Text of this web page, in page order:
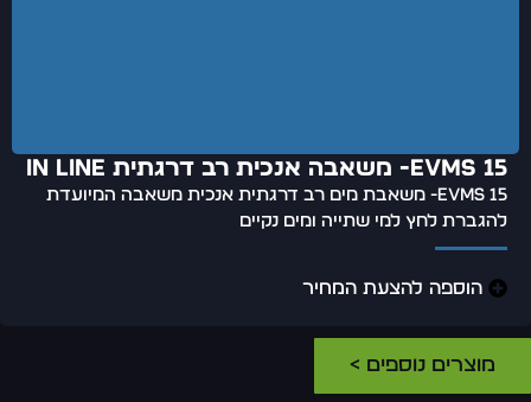
EVMS 15- משאבה אנכית רב דרגתית IN LINE
EVMS 15- משאבת מים רב דרגתית אנכית משאבה המיועדת
להגברת לחץ למי שתייה ומים נקיים
הוספה להצעת המחיר
מוצרים נוספים >